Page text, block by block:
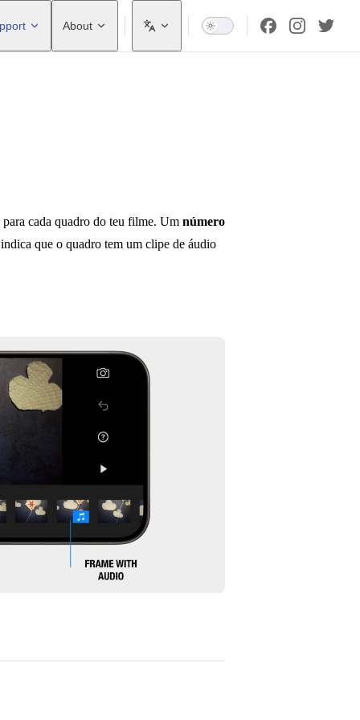
About
cada quadro do teu filme. Um número
que o quadro tem um clipe de áudio